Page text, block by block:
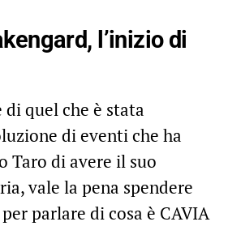
l’inizio di
quel che è stata
di eventi che ha
Taro di avere il suo
vale la pena spendere
parlare di cosa è CAVIA